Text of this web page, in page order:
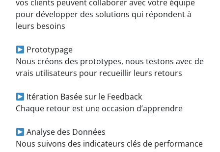
vos clients peuvent collaborer avec votre équipe
pour développer des solutions qui répondent à
leurs besoins
Prototypage
Nous créons des prototypes, nous testons avec de
vrais utilisateurs pour recueillir leurs retours
Itération Basée sur le Feedback
Chaque retour est une occasion d’apprendre
Analyse des Données
Nous suivons des indicateurs clés de performance